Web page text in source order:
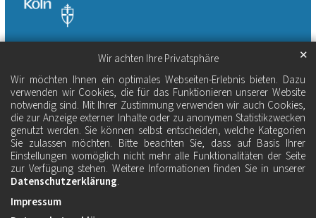
Wir achten Ihre Privatsphäre
Wir möchten Ihnen ein optimales Webseiten-Erlebnis bieten. Dazu
verwenden wir Cookies, die für das Funktionieren unserer Website
notwendig sind. Mit Ihrer Zustimmung verwenden wir auch Cookies,
die zur Anzeige externer Inhalte oder zu anonymen Statistikzwecken
genutzt werden. Sie können selbst entscheiden, welche Kategorien
Sie zulassen möchten. Bitte beachten Sie, dass auf Basis Ihrer
Einstellungen womöglich nicht mehr alle Funktionalitäten der Seite
zur Verfügung stehen. Weitere Informationen finden Sie in unserer
Datenschutzerklärung.
✕
Impressum